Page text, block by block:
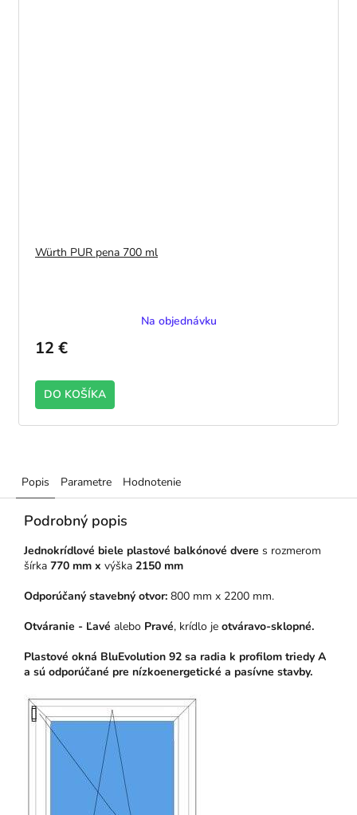
Würth PUR pena 700 ml
Na objednávku
12 €
DO KOŠÍKA
Popis Parametre Hodnotenie
Podrobný popis
Jednokrídlové biele plastové balkónové dvere s rozmerom
šírka 770 mm x výška 2150 mm
Odporúčaný stavebný otvor: 800 mm x 2200 mm.
Otváranie - Ľavé alebo Pravé, krídlo je otváravo-sklopné.
Plastové okná BluEvolution 92 sa radia k profilom triedy A
a sú odporúčané pre nízkoenergetické a pasívne stavby.